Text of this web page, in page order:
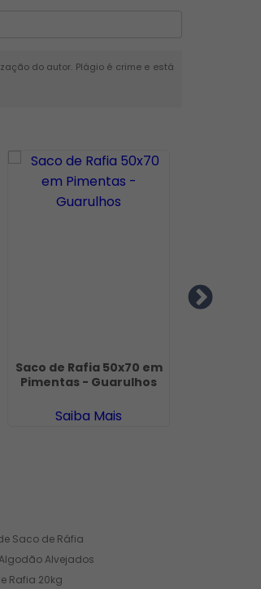
do autor. Plágio é crime e está
Saco de Rafia 50x70 em
Pimentas - Guarulhos
Saiba Mais
Saco de Ráfia
Alvejados
Rafia 20kg